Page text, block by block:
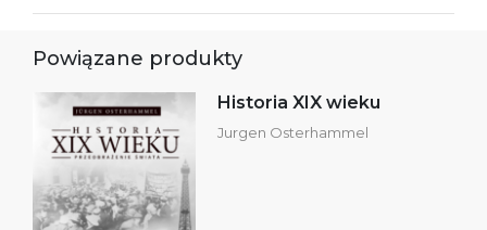
Powiązane produkty
Historia XIX wieku
Jurgen Osterhammel